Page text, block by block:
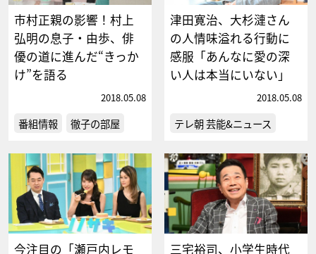
市村正親の影響！村上
弘明の息子・由歩、俳
優の道に進んだ“きっか
け”を語る
2018.05.08
番組情報 徹子の部屋
津田寛治、大杉漣さん
の人情味溢れる行動に
感服「あんなに愛の深
い人は本当にいない」
2018.05.08
テレ朝 芸能&ニュース
今注目の「瀬戸内レモ 三宅裕司、小学生時代